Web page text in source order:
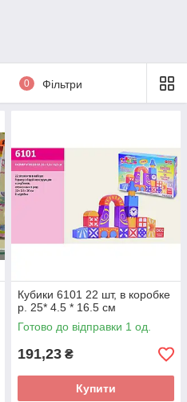
0 Фільтри
Кубики 6101 22 шт, в коробке
р. 25* 4.5 * 16.5 см
Готово до відправки 1 од.
191,23 ₴
Купити